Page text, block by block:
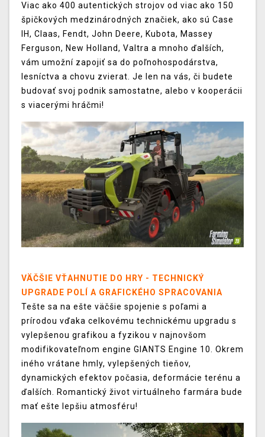
Viac ako 400 autentických strojov od viac ako 150
špičkových medzinárodných značiek, ako sú Case
IH, Claas, Fendt, John Deere, Kubota, Massey
Ferguson, New Holland, Valtra a mnoho ďalších,
vám umožní zapojiť sa do poľnohospodárstva,
lesníctva a chovu zvierat. Je len na vás, či budete
budovať svoj podnik samostatne, alebo v kooperácii
s viacerými hráčmi!
VÄČŠIE VŤAHNUTIE DO HRY - TECHNICKÝ
UPGRADE POLÍ A GRAFICKÉHO SPRACOVANIA
Tešte sa na ešte väčšie spojenie s poľami a
prírodou vďaka celkovému technickému upgradu s
vylepšenou grafikou a fyzikou v najnovšom
modifikovateľnom engine GIANTS Engine 10. Okrem
iného vrátane hmly, vylepšených tieňov,
dynamických efektov počasia, deformácie terénu a
ďalších. Romantický život virtuálneho farmára bude
mať ešte lepšiu atmosféru!